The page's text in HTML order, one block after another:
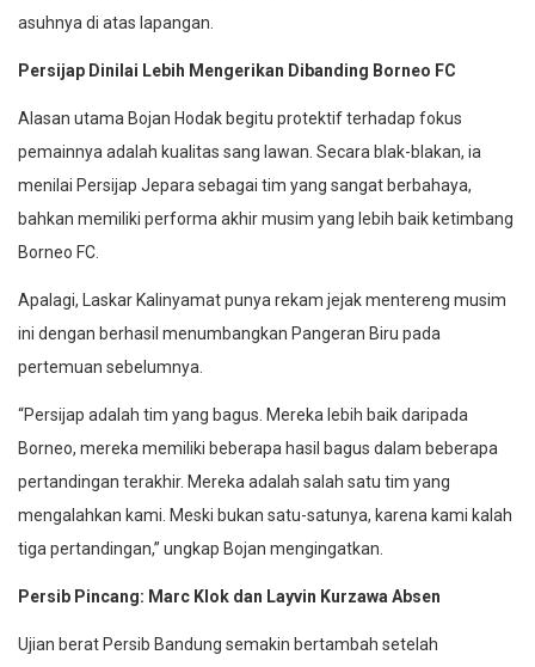
asuhnya di atas lapangan.
Persijap Dinilai Lebih Mengerikan Dibanding Borneo FC
Alasan utama Bojan Hodak begitu protektif terhadap fokus
pemainnya adalah kualitas sang lawan. Secara blak-blakan, ia
menilai Persijap Jepara sebagai tim yang sangat berbahaya,
bahkan memiliki performa akhir musim yang lebih baik ketimbang
Borneo FC.
Apalagi, Laskar Kalinyamat punya rekam jejak mentereng musim
ini dengan berhasil menumbangkan Pangeran Biru pada
pertemuan sebelumnya.
“Persijap adalah tim yang bagus. Mereka lebih baik daripada
Borneo, mereka memiliki beberapa hasil bagus dalam beberapa
pertandingan terakhir. Mereka adalah salah satu tim yang
mengalahkan kami. Meski bukan satu-satunya, karena kami kalah
tiga pertandingan,” ungkap Bojan mengingatkan.
Persib Pincang: Marc Klok dan Layvin Kurzawa Absen
Ujian berat Persib Bandung semakin bertambah setelah